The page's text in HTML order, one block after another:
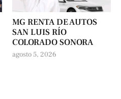
MG RENTA DE AUTOS
SAN LUIS RÍO
COLORADO SONORA
agosto 5, 2026